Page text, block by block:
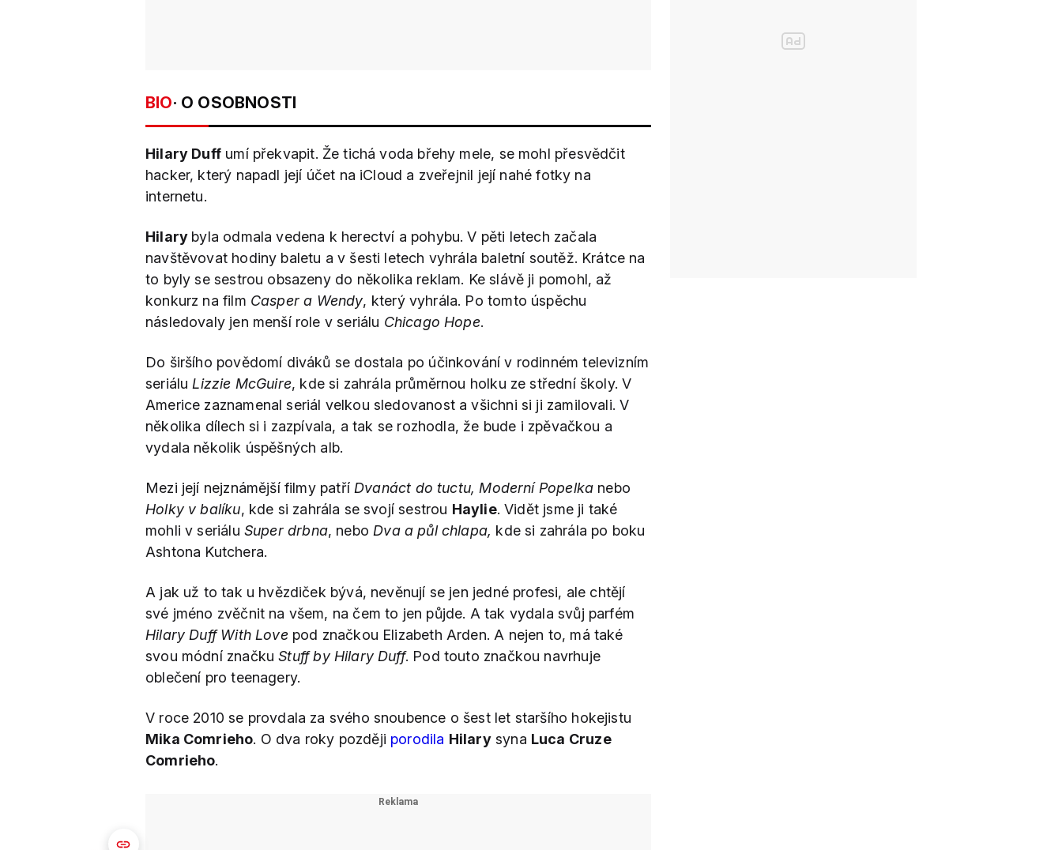
BIO· O OSOBNOSTI
Hilary Duffumí překvapit. Že tichá voda břehy mele, se mohl přesvědčit
hacker, který napadl její účet na iCloud a zveřejnil její nahé fotky na
internetu.
Hilary byla odmala vedena k herectví a pohybu. V pěti letech začala
navštěvovat hodiny baletu a v šesti letech vyhrála baletní soutěž. Krátce na
to byly se sestrou obsazeny do několika reklam. Ke slávě ji pomohl, až
konkurz na film Casper a Wendy, který vyhrála. Po tomto úspěchu
následovaly jen menší role v seriálu Chicago Hope.
Do širšího povědomí diváků se dostala po účinkování v rodinném televizním
seriálu Lizzie McGuire, kde si zahrála průměrnou holku ze střední školy. V
Americe zaznamenal seriál velkou sledovanost a všichni si ji zamilovali. V
několika dílech si i zazpívala, a tak se rozhodla, že bude i zpěvačkou a
vydala několik úspěšných alb.
Mezi její nejznámější filmy patří Dvanáct do tuctu, Moderní Popelka nebo
Holky v balíku, kde si zahrála se svojí sestrou Haylie. Vidět jsme ji také
mohli v seriálu Super drbna, nebo Dva a půl chlapa, kde si zahrála po boku
Ashtona Kutchera.
A jak už to tak u hvězdiček bývá, nevěnují se jen jedné profesi, ale chtějí
své jméno zvěčnit na všem, na čem to jen půjde. A tak vydala svůj parfém
Hilary Duff With Lovepod značkou Elizabeth Arden. A nejen to, má také
svou módní značkuStuff by Hilary Duff. Pod touto značkou navrhuje
oblečení pro teenagery.
V roce 2010 se provdala za svého snoubence o šest let staršího hokejistu
Mika Comrieho. O dva roky později porodila Hilarysyna Luca Cruze
Comrieho.